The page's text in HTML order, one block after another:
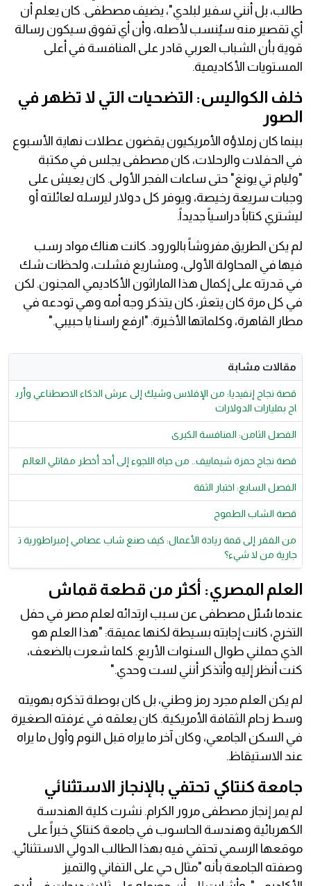
طالب، بل أنني سفير لبلدي"، يضيف مصطفى. كان يعلم أن
أي تقصير منه سيُنسب لأصله، وأن أي تفوق سيكون رسالة
قوية بأن الشباب العربي قادر على المنافسة في أعلى
المستويات الأكاديمية.
خلف الكواليس: التضحيات التي لا تظهر في
الصور
بينما كان زملاؤه الأمريكيون يقضون عطلات نهاية الأسبوع
في الحفلات والرحلات، كان مصطفى يجلس في مكتبة
"وليام تي يونغ" حتى ساعات الفجر الأولى. كان يعيش على
وجبات سريعة رخيصة، ويوفر كل دولار ليرسله لعائلته أو
ليشتري كتاباً دراسياً جديداً.
لم يكن الطريق مفروشاً بالورود. كانت هناك مواد رسب
فيها في المحاولة الأولى، ومشاريع فشلت، ولحظات شك
في قدرته على إكمال هذا الماراثون الأكاديمي المجنون. لكن
في كل مرة كان يتعثر، كان يتذكر وجه أمه وهي تودعه في
مطار القاهرة، وكلماتها الأخيرة: "ارفع راسنا يا حبيبي."
مقالات مشابة
قصة نجاح إنفيديا: من الإفلاس وشيك إلى عرش الذكاء الاصطناعي وأرب
اح بمليارات الدولارات
الفصل الثامن: المنافسة الكبرى
قصة نجاح حمزة شيماييف.. من حياة اللجوء إلى أحد أخطر مقاتلي العالم
الفصل السابع: اختبار الثقة
قصة الشاب الطموح
من الفقر إلى قمة ريادة الأعمال: كيف صنع شاب عصامي إمبراطورية ت
جارية من لا شيء؟
العلم المصري: أكثر من قطعة قماش
عندما سُئل مصطفى عن سبب ارتدائه لعلم مصر في حفل
التخرج، كانت إجابته بسيطة لكنها عميقة: "هذا العلم هو
الذي حملني طوال السنوات الأربع. كلما شعرت بالضعف،
كنت أنظر إليه وأتذكر أنني لست وحدي."
لم يكن العلم مجرد رمز وطني، بل كان بوصلة تذكره بهويته
وسط زحام الثقافة الأمريكية. كان يعلقه في غرفته الصغيرة
في السكن الجامعي، وكان آخر ما يراه قبل النوم وأول ما يراه
عند الاستيقاظ.
جامعة كنتاكي تحتفي بالإنجاز الاستثنائي
لم يمر إنجاز مصطفى مرور الكرام. نشرت كلية الهندسة
الكهربائية وهندسة الحاسوب في جامعة كنتاكي خبراً على
موقعها الرسمي تحتفي فيه بهذا الطالب الدولي الاستثنائي.
وصفته الجامعة بأنه "مثال حي على التفاني والتميز